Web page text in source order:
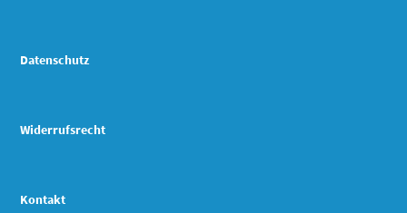
Datenschutz
Widerrufsrecht
Kontakt